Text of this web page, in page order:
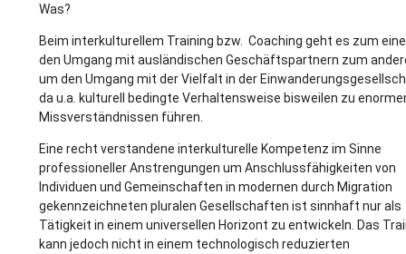
Was?
Beim interkulturellem Training bzw. Coaching geht es zum
den Umgang mit ausländischen Geschäftspartnern zum
um den Umgang mit der Vielfalt in der
da u.a. kulturell bedingte Verhaltensweise bisweilen zu
Missverständnissen führen.
Eine recht verstandene interkulturelle Kompetenz im Sinne
professioneller Anstrengungen um Anschlussfähigkeiten von
Individuen und Gemeinschaften in modernen durch Migration
gekennzeichneten pluralen Gesellschaften ist sinnhaft nur als
Tätigkeit in einem universellen Horizont zu entwickeln. Das
kann jedoch nicht in einem technologisch reduzierten